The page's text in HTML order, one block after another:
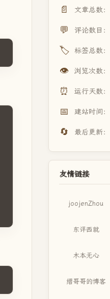
📄 文章总数：
💬 评论数目：
🏷️ 标签总数：
👁️ 浏览次数：
⏰ 运行天数：
📅 建站时间：
🔄 最后更新：
友情链接
joojenZhou
东评西就
木本无心
缙哥哥的博客